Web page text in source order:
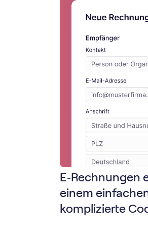
E‑Rechnungen
einem
komplizierte